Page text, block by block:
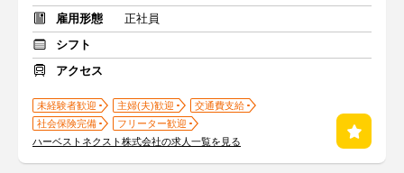
雇用形態
正社員
シフト
アクセス
未経験者歓迎 主婦(夫)歓迎
交通費支給
社会保険完備
フリーター歓迎
ハーベストネクスト株式会社の求人一覧を見る